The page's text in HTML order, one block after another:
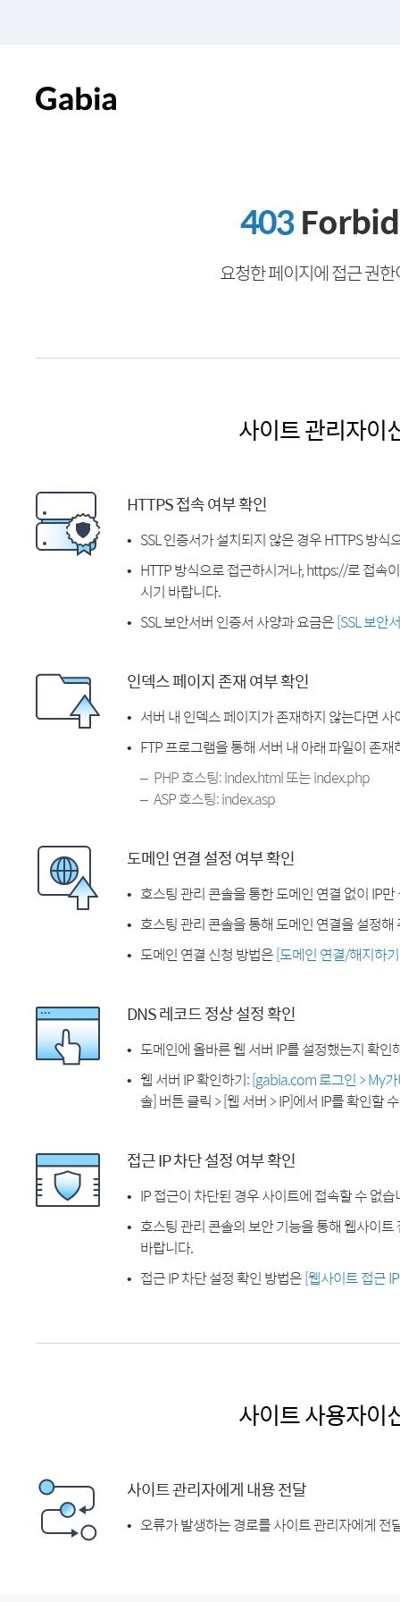
403
요청한 페이지에 접근 권
사이트 관리자이
HTTPS 접속 여부 확인
SSL 인증서가 설치되지 않은 경우 HTTPS 방식
HTTP 방식으로 접근하시거나, https://로 접속
시기 바랍니다.
SSL 보안서버 인증서 사양과 요금은[SSL 보안
인덱스 페이지 존재 여부 확인
서버 내 인덱스 페이지가 존재하지 않는다면
FTP 프로그램을 통해 서버 내 아래 파일이 존
PHP 호스팅: index.html 또는 index.php
ASP 호스팅: index.asp
도메인 연결 설정 여부 확인
호스팅 관리 콘솔을 통한 도메인 연결 없이 IP
호스팅 관리 콘솔을 통해 도메인 연결을 설정해
도메인 연결 신청 방법은[도메인 연결/해지하
DNS 레코드 정상 설정 확인
도메인에 올바른 웹 서버 IP를 설정했는지 확인
웹 서버 IP 확인하기:[gabia.com 로그인 > My
솔] 버튼 클릭 > [웹 서버 > IP]에서 IP를 확인할
접근 IP 차단 설정 여부 확인
IP 접근이 차단된 경우 사이트에 접속할 수 없습
호스팅 관리 콘솔의 보안 기능을 통해 웹사이
바랍니다.
접근 IP 차단 설정 확인 방법은[웹사이트 접근
사이트 사용자이
사이트 관리자에게 내용 전달
오류가 발생하는 경로를 사이트 관리자에게 전